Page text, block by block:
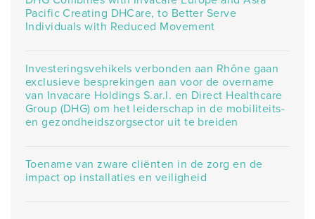
Pacific Creating DHCare, to Better Serve
Individuals with Reduced Movement
Investeringsvehikels verbonden aan Rhône gaan
exclusieve besprekingen aan voor de overname
van Invacare Holdings S.ar.l. en Direct Healthcare
Group (DHG) om het leiderschap in de mobiliteits-
en gezondheidszorgsector uit te breiden
Toename van zware cliënten in de zorg en de
impact op installaties en veiligheid